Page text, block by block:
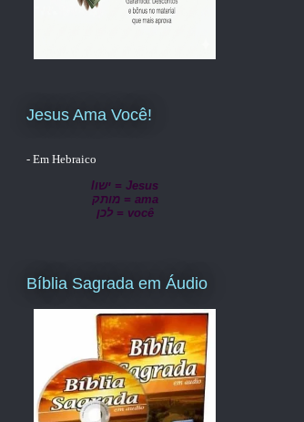
Jesus Ama Você!
- Em Hebraico
lישו = Jesus
מותק = ama
לכן = você
Bíblia Sagrada em Áudio